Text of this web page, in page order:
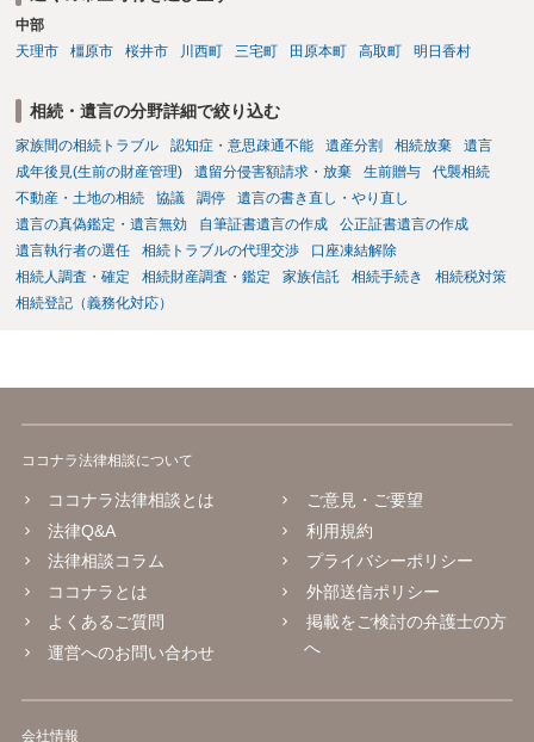
中部
天理市
橿原市 桜井市 川西町 三宅町 田原本町 高取町 明日香村
相続・遺言の分野詳細で絞り込む
家族間の相続トラブル 認知症・意思疎通不能 遺産分割 相続放棄
遺言
成年後見(生前の財産管理)
遺留分侵害額請求・放棄 生前贈与
代襲相続
不動産・土地の相続
協議 調停
遺言の書き直し・やり直し
遺言の真偽鑑定・遺言無効
自筆証書遺言の作成
公正証書遺言の作成
遺言執行者の選任
相続トラブルの代理交渉
口座凍結解除
相続人調査・確定
相続財産調査・鑑定 家族信託 相続手続き
相続税対策
相続登記（義務化対応）
ココナラ法律相談について
ココナラ法律相談とは
法律Q&A
法律相談コラム
ココナラとは
よくあるご質問
運営へのお問い合わせ
ご意見・ご要望
利用規約
プライバシーポリシー
外部送信ポリシー
掲載をご検討の弁護士の方
へ
会社情報